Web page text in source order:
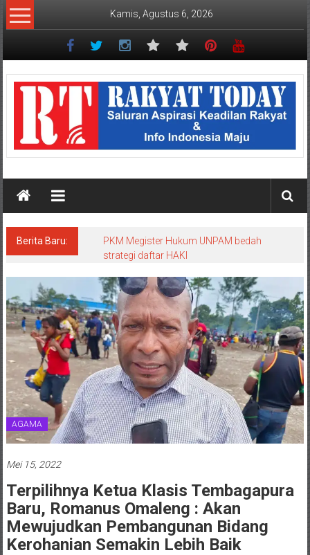
Lompat
ke
Kamis, Agustus 6, 2026
Rakyat
Today
Saluran
aspirasi
rakyat
dan
maju
Berita Baru:
PKM Megister Hukum UNPAM bedah
strategi daftar HAKI
AGAMA
Mei 15, 2022
Terpilihnya Ketua Klasis Tembagapura
Baru, Romanus Omaleng : Akan
Mewujudkan Pembangunan Bidang
Kerohanian Semakin Lebih Baik